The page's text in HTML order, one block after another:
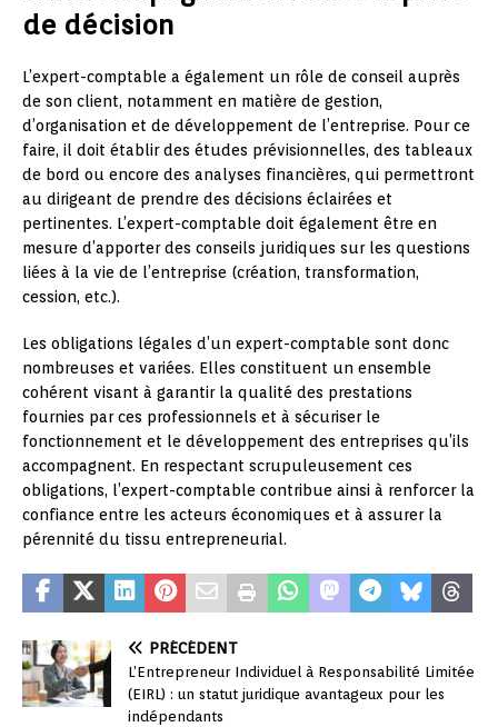
de décision
L’expert-comptable a également un rôle de conseil auprès
de son client, notamment en matière de gestion,
d’organisation et de développement de l’entreprise. Pour ce
faire, il doit établir des études prévisionnelles, des tableaux
de bord ou encore des analyses financières, qui permettront
au dirigeant de prendre des décisions éclairées et
pertinentes. L’expert-comptable doit également être en
mesure d’apporter des conseils juridiques sur les questions
liées à la vie de l’entreprise (création, transformation,
cession, etc.).
Les obligations légales d’un expert-comptable sont donc
nombreuses et variées. Elles constituent un ensemble
cohérent visant à garantir la qualité des prestations
fournies par ces professionnels et à sécuriser le
fonctionnement et le développement des entreprises qu’ils
accompagnent. En respectant scrupuleusement ces
obligations, l’expert-comptable contribue ainsi à renforcer la
confiance entre les acteurs économiques et à assurer la
pérennité du tissu entrepreneurial.
PRÉCÉDENT
L’Entrepreneur Individuel à Responsabilité Limitée
(EIRL) : un statut juridique avantageux pour les
indépendants